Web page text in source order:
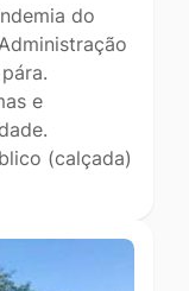
do
e
(calçada)